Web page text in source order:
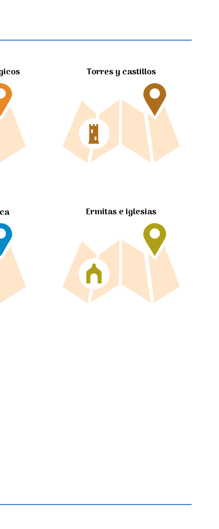
Torres y castillos
Ermitas e iglesias